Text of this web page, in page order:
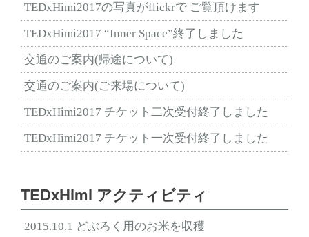
TEDxHimi2017の写真がflickrで ご覧頂けます
TEDxHimi2017 “Inner Space”終了しました
交通のご案内(帰途について)
交通のご案内(ご来場について)
TEDxHimi2017 チケット二次受付終了しました
TEDxHimi2017 チケット一次受付終了しました
TEDxHimi アクティビティ
2015.10.1 どぶろく用のお米を収穫